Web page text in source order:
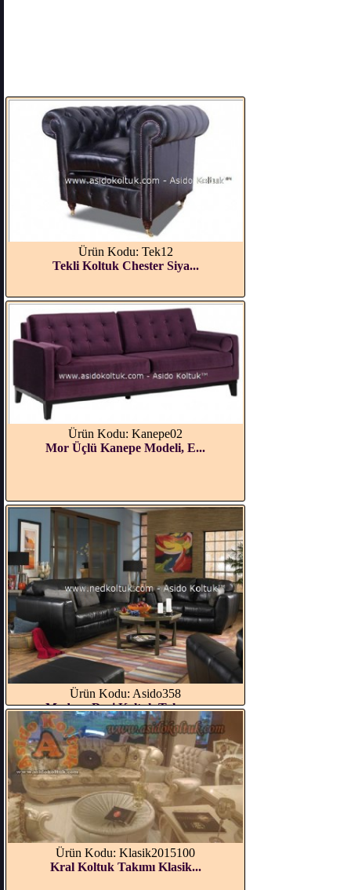
Ürün Kodu: Tek12
Tekli Koltuk Chester Siya...
Ürün Kodu: Kanepe02
Mor Üçlü Kanepe Modeli, E...
Ürün Kodu: Asido358
Modern Deri Koltuk Takımı...
Ürün Kodu: Klasik2015100
Kral Koltuk Takımı Klasik...